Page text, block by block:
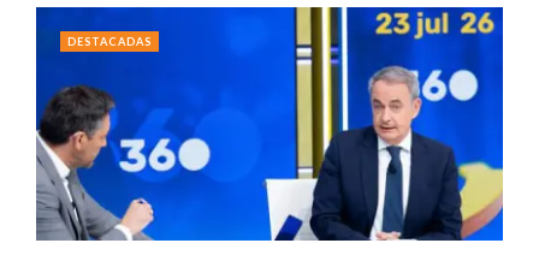
DESTACADAS